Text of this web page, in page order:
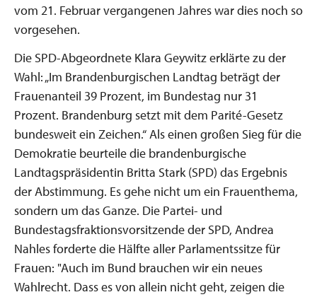
vom 21. Februar vergangenen Jahres war dies noch so
vorgesehen.
Die SPD-Abgeordnete Klara Geywitz erklärte zu der
Wahl: „Im Brandenburgischen Landtag beträgt der
Frauenanteil 39 Prozent, im Bundestag nur 31
Prozent. Brandenburg setzt mit dem Parité-Gesetz
bundesweit ein Zeichen.“ Als einen großen Sieg für die
Demokratie beurteile die brandenburgische
Landtagspräsidentin Britta Stark (SPD) das Ergebnis
der Abstimmung. Es gehe nicht um ein Frauenthema,
sondern um das Ganze. Die Partei- und
Bundestagsfraktionsvorsitzende der SPD, Andrea
Nahles forderte die Hälfte aller Parlamentssitze für
Frauen: "Auch im Bund brauchen wir ein neues
Wahlrecht. Dass es von allein nicht geht, zeigen die